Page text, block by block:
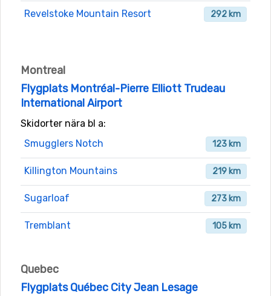
Revelstoke Mountain Resort 292 km
Montreal
Flygplats Montréal-Pierre Elliott Trudeau
International Airport
Skidorter nära bl a:
Smugglers Notch
123 km
Killington Mountains 219 km
Sugarloaf 273 km
Tremblant 105 km
Quebec
Flygplats Québec City Jean Lesage